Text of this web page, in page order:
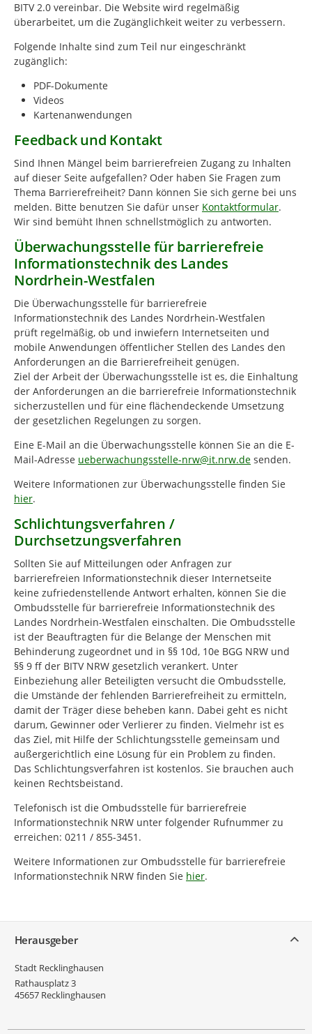
BITV 2.0 vereinbar. Die Website wird regelmäßig
überarbeitet, um die Zugänglichkeit weiter zu verbessern.
Folgende Inhalte sind zum Teil nur eingeschränkt
zugänglich:
PDF-Dokumente
Videos
Kartenanwendungen
Feedback und Kontakt
Sind Ihnen Mängel beim barrierefreien Zugang zu Inhalten
auf dieser Seite aufgefallen? Oder haben Sie Fragen zum
Thema Barrierefreiheit? Dann können Sie sich gerne bei uns
melden. Bitte benutzen Sie dafür unser Kontaktformular.
Wir sind bemüht Ihnen schnellstmöglich zu antworten.
Überwachungsstelle für barrierefreie
Informationstechnik des Landes
Nordrhein-Westfalen
Die Überwachungsstelle für barrierefreie
Informationstechnik des Landes Nordrhein-Westfalen
prüft regelmäßig, ob und inwiefern Internetseiten und
mobile Anwendungen öffentlicher Stellen des Landes den
Anforderungen an die Barrierefreiheit genügen.
Ziel der Arbeit der Überwachungsstelle ist es, die Einhaltung
der Anforderungen an die barrierefreie Informationstechnik
sicherzustellen und für eine flächendeckende Umsetzung
der gesetzlichen Regelungen zu sorgen.
Eine E-Mail an die Überwachungsstelle können Sie an die E-
Mail-Adresse ueberwachungsstelle-nrw@it.nrw.de senden.
Weitere Informationen zur Überwachungsstelle finden Sie
hier.
Schlichtungsverfahren /
Durchsetzungsverfahren
Sollten Sie auf Mitteilungen oder Anfragen zur
barrierefreien Informationstechnik dieser Internetseite
keine zufriedenstellende Antwort erhalten, können Sie die
Ombudsstelle für barrierefreie Informationstechnik des
Landes Nordrhein-Westfalen einschalten. Die Ombudsstelle
ist der Beauftragten für die Belange der Menschen mit
Behinderung zugeordnet und in §§ 10d, 10e BGG NRW und
§§ 9 ff der BITV NRW gesetzlich verankert. Unter
Einbeziehung aller Beteiligten versucht die Ombudsstelle,
die Umstände der fehlenden Barrierefreiheit zu ermitteln,
damit der Träger diese beheben kann. Dabei geht es nicht
darum, Gewinner oder Verlierer zu finden. Vielmehr ist es
das Ziel, mit Hilfe der Schlichtungsstelle gemeinsam und
außergerichtlich eine Lösung für ein Problem zu finden.
Das Schlichtungsverfahren ist kostenlos. Sie brauchen auch
keinen Rechtsbeistand.
Telefonisch ist die Ombudsstelle für barrierefreie
Informationstechnik NRW unter folgender Rufnummer zu
erreichen: 0211 / 855-3451.
Weitere Informationen zur Ombudsstelle für barrierefreie
Informationstechnik NRW finden Sie hier.
Herausgeber
Stadt Recklinghausen
Rathausplatz 3
45657 Recklinghausen